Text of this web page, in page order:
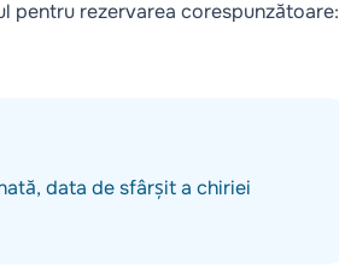
pentru rezervarea corespunzătoare:
data de sfârșit a chiriei